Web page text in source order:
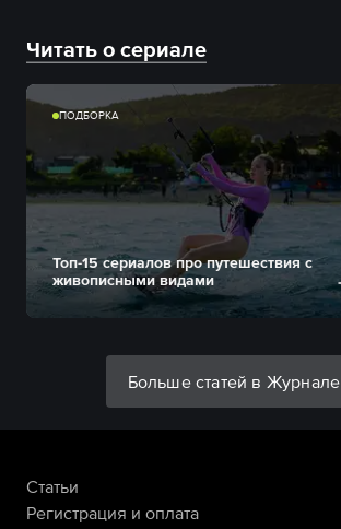
Читать о сериале
ПОДБОРКА
Топ-15 сериалов про путешествия с
живописными видами
Больше статей в Журнале
Статьи
Регистрация и оплата